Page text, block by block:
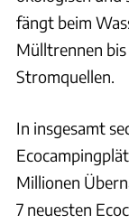
fängt beim
Mülltrennen
Stromquellen.
In insgesamt
Millionen
7 neuesten